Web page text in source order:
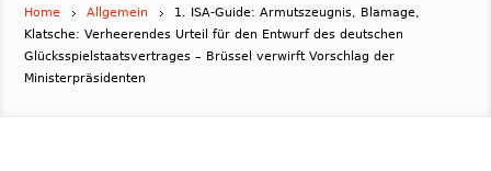
Home Allgemein
1. ISA-Guide: Armutszeugnis, Blamage,
Klatsche: Verheerendes Urteil für den Entwurf des deutschen
Glücksspielstaatsvertrages – Brüssel verwirft Vorschlag der
Ministerpräsidenten